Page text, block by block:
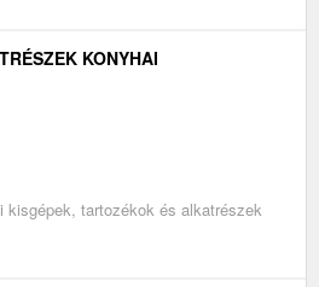
KONYHAI
tartozékok és alkatrészek